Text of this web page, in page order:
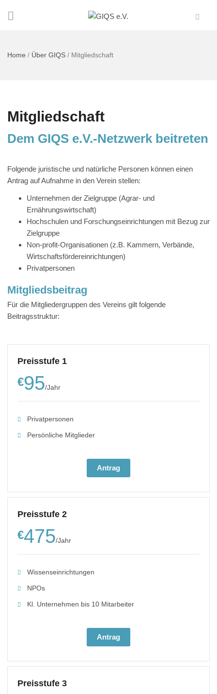
Home / Über GIQS / Mitgliedschaft
Mitgliedschaft
Dem GIQS e.V.-Netzwerk beitreten
Folgende juristische und natürliche Personen können einen
Antrag auf Aufnahme in den Verein stellen:
Unternehmen der Zielgruppe (Agrar- und
Ernährungswirtschaft)
Hochschulen und Forschungseinrichtungen mit Bezug zur
Zielgruppe
Non-profit-Organisationen (z.B. Kammern, Verbände,
Wirtschaftsfördereinrichtungen)
Privatpersonen
Mitgliedsbeitrag
Für die Mitgliedergruppen des Vereins gilt folgende
Beitragsstruktur:
Preisstufe 1
€95/Jahr
Privatpersonen
Persönliche Mitglieder
Antrag
Preisstufe 2
€475/Jahr
Wissenseinrichtungen
NPOs
Kl. Unternehmen bis 10 Mitarbeiter
Antrag
Preisstufe 3